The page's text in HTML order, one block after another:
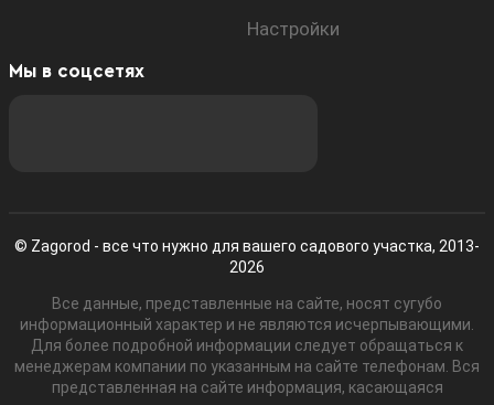
Настройки
Мы в соцсетях
© Zagorod - все что нужно для вашего садового участка, 2013-
2026
Все данные, представленные на сайте, носят сугубо
информационный характер и не являются исчерпывающими.
Для более подробной информации следует обращаться к
менеджерам компании по указанным на сайте телефонам. Вся
представленная на сайте информация, касающаяся